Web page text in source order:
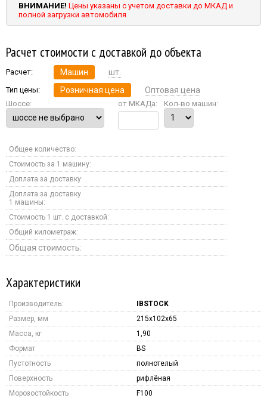
ВНИМАНИЕ! Цены указаны с учетом доставки до МКАД и
полной загрузки автомобиля
Расчет стоимости с доставкой до объекта
Расчет: Машин шт.
Тип цены: Розничная цена Оптовая цена
Шоссе: от МКАДа: Кол-во машин:
Общее количество:
Стоимость за 1 машину:
Доплата за доставку:
Доплата за доставку
1 машины:
Стоимость 1 шт. с доставкой:
Общий километраж:
Общая стоимость:
Характеристики
Производитель:
IBSTOCK
Размер, мм
215x102x65
Масса, кг
1,90
Формат
BS
Пустотность
полнотелый
Поверхность
рифлёная
Морозостойкость
F100